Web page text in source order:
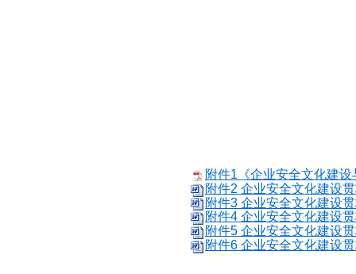
附件1《企业安全文化建
附件2 企业安全文化建设
附件3 企业安全文化建设
附件4 企业安全文化建设
附件5 企业安全文化建设
附件6 企业安全文化建设